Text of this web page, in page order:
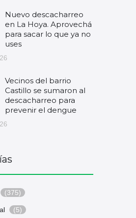
Nuevo descacharreo
en La Hoya. Aprovechá
para sacar lo que ya no
uses
Vecinos del barrio
Castillo se sumaron al
descacharreo para
prevenir el dengue
(375)
(5)